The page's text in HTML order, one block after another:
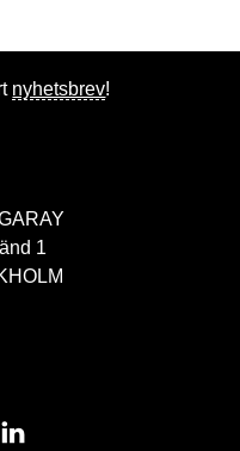
nyhetsbrev!
1